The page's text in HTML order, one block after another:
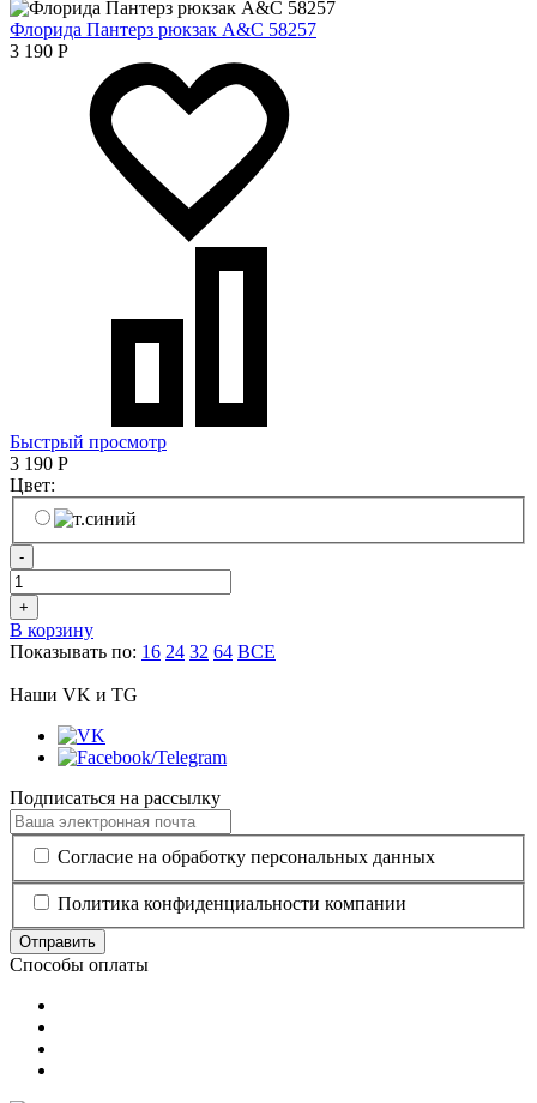
Флорида Пантерз рюкзак A&C 58257
3 190 Р
Быстрый просмотр
3 190 Р
Цвет:
-
+
В корзину
Показывать по: 16 24 32 64 ВСЕ
Наши VK и TG
Подписаться на рассылку
Согласие на обработку персональных данных
Политика конфиденциальности компании
Отправить
Способы оплаты